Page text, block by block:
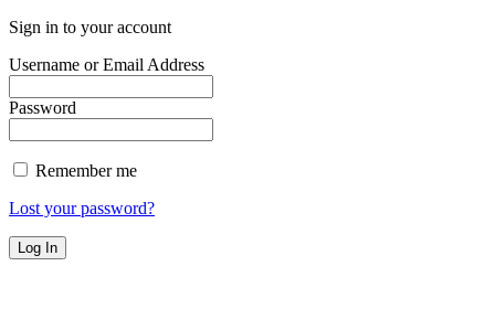
Sign in to your account
Username or Email Address
Password
Remember me
Lost your password?